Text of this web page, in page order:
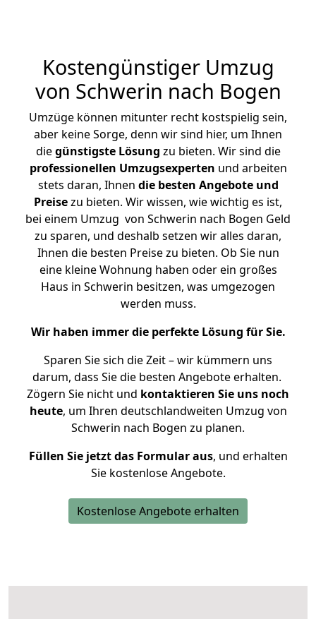
Kostengünstiger Umzug
von Schwerin nach Bogen
Umzüge können mitunter recht kostspielig sein,
aber keine Sorge, denn wir sind hier, um Ihnen
diegünstigste Lösung zu bieten. Wir sind die
professionellen Umzugsexperten und arbeiten
stets daran, Ihnen die besten Angebote und
Preisezu bieten. Wir wissen, wie wichtig es ist,
bei einem Umzug von Schwerin nach Bogen Geld
zu sparen, und deshalb setzen wir alles daran,
Ihnen die besten Preise zu bieten. Ob Sie nun
eine kleine Wohnung haben oder ein großes
Haus in Schwerin besitzen, was umgezogen
werden muss.
Wir haben immer die perfekte Lösung für Sie.
Sparen Sie sich die Zeit – wir kümmern uns
darum, dass Sie die besten Angebote erhalten.
Zögern Sie nicht und kontaktieren Sie uns noch
heute, um Ihren deutschlandweiten Umzug von
Schwerin nach Bogen zu planen.
Füllen Sie jetzt das Formular aus, und erhalten
Sie kostenlose Angebote.
Kostenlose Angebote erhalten